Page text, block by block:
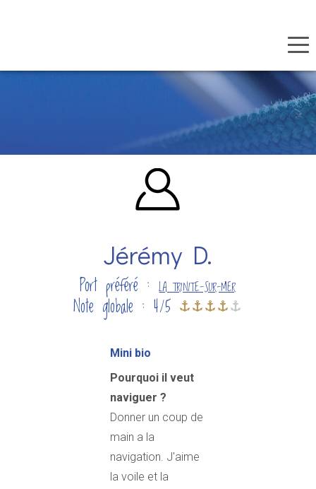
Jérémy D.
Port préféré :LA TRINITE-SUR-MER
Note globale : 4/5
Mini bio
Pourquoi il veut
naviguer ?
Donner un coup de
main a la
navigation. J'aime
la voile et la